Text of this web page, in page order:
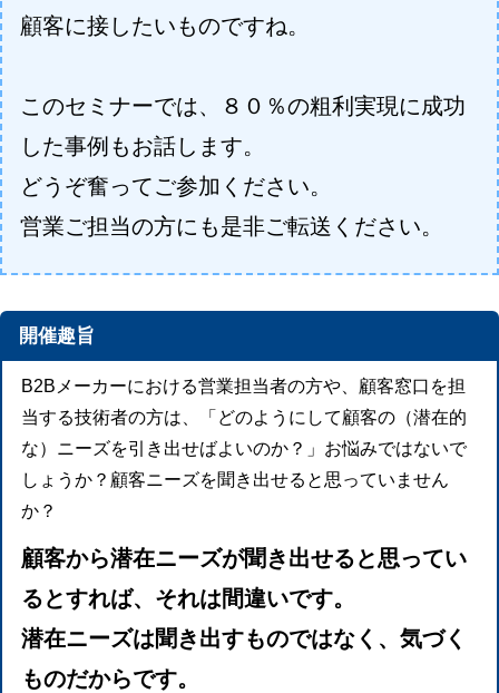
顧客に接したいものですね。
このセミナーでは、８０％の粗利実現に成功
した事例もお話します。
どうぞ奮ってご参加ください。
営業ご担当の方にも是非ご転送ください。
開催趣旨
B2Bメーカーにおける営業担当者の方や、顧客窓口を担
当する技術者の方は、「どのようにして顧客の（潜在的
な）ニーズを引き出せばよいのか？」お悩みではないで
しょうか？顧客ニーズを聞き出せると思っていません
か？
顧客から潜在ニーズが聞き出せると思ってい
るとすれば、それは間違いです。
潜在ニーズは聞き出すものではなく、気づく
ものだからです。